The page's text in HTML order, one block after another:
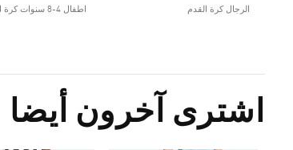
الرجال كرة القدم اطفال 4-8 سنوات كرة القدم
اشترى آخرون أيضا